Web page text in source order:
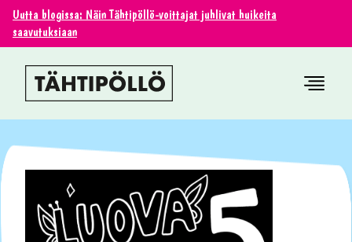
Uutta blogissa: Näin Tähtipöllö-voittajat juhlivat huikeita
saavutuksiaan